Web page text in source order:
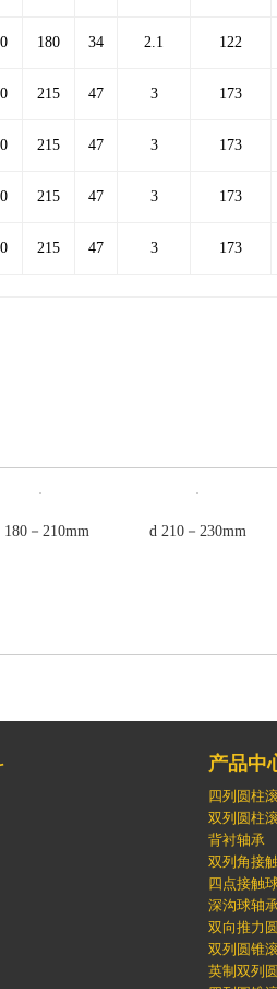
180 34 2.1 122
215 47 3 173
215 47 3 173
215 47 3 173
215 47 3 173
180－210mm d 210－230mm
产品中
四列圆柱
双列圆柱
背衬轴承
双列角接
四点接触
深沟球轴
双向推力
双列圆锥
英制双列